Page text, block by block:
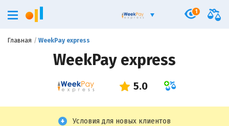
Главная WeekPay express
WeekPay express
Условия для новых клиентов
1